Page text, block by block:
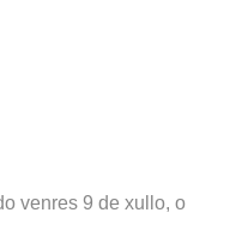
venres 9 de xullo, o